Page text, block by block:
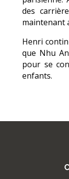
des
maintenant
Henri
que Nhu
pour se
enfants.